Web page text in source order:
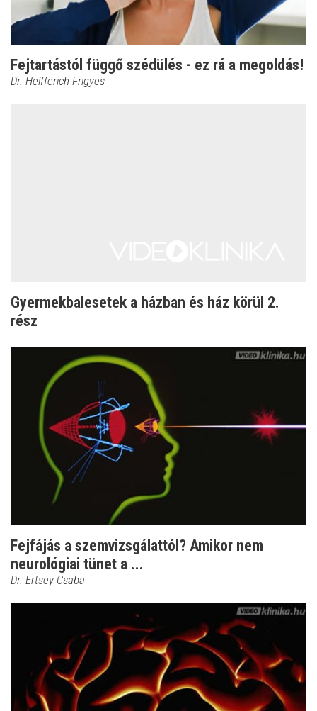
Fejtartástól függő szédülés - ez rá a megoldás!
Dr. Helfferich Frigyes
Gyermekbalesetek a házban és ház körül 2.
rész
Fejfájás a szemvizsgálattól? Amikor nem
neurológiai tünet a ...
Dr. Ertsey Csaba